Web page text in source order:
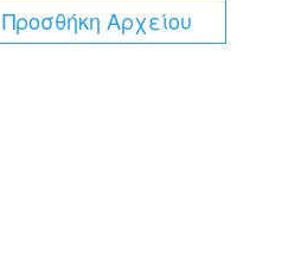
Προσθήκη Αρχείου